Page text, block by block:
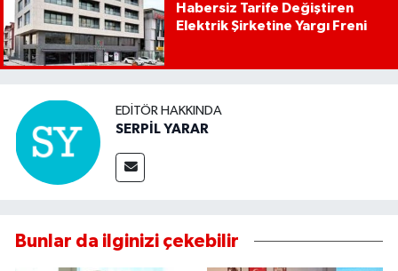
Habersiz Tarife Değiştiren
Elektrik Şirketine Yargı Freni
EDITÖR HAKKINDA
SERPİL YARAR
Bunlar da ilginizi çekebilir